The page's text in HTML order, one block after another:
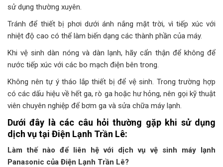
sử dụng thường xuyên.
Tránh để thiết bị phơi dưới ánh nắng mặt trời, vì tiếp xúc với
nhiệt độ cao có thể làm biến dạng các thành phần của máy.
Khi vệ sinh dàn nóng và dàn lạnh, hãy cẩn thận để không để
nước tiếp xúc với các bo mạch điện bên trong.
Không nên tự ý tháo lắp thiết bị để vệ sinh. Trong trường hợp
có các dấu hiệu về hết ga, rò ga hoặc hư hỏng, nên gọi kỹ thuật
viên chuyên nghiệp để bơm ga và sửa chữa máy lạnh.
Dưới đây là các câu hỏi thường gặp khi sử dụng
dịch vụ tại Điện Lạnh Trần Lê:
Làm thế nào để liên hệ với dịch vụ vệ sinh máy lạnh
Panasonic của Điện Lạnh Trần Lê?